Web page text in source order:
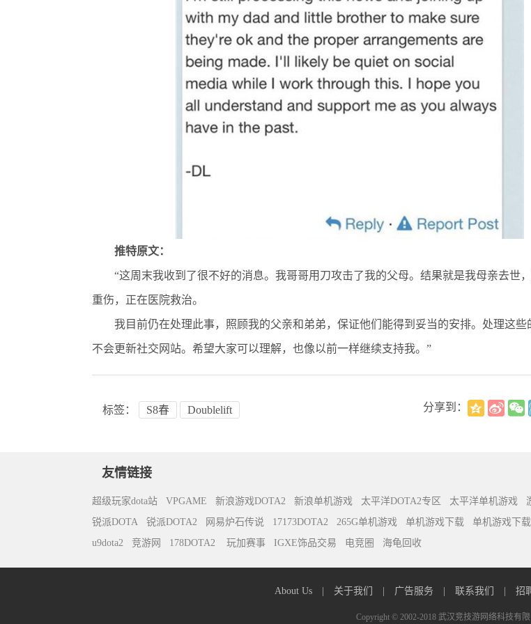
推特原文：
“这周末我收到了很不好的消息。我哥哥用刀攻击了我的父母。结果就是我母亲去世
重伤，正在医院救治。
我目前仍在处理此事，照顾我的父亲和弟弟，保证他们能得到妥当的安排。处理这些
不会更新社交网站。希望大家可以理解，也像以前一样继续支持我。”
标签： S8春 Doublelift 分享到：
友情链接
超级玩家dota站 VPGAME 新浪游戏DOTA2 新浪单机游戏 太平洋DOTA2专区 太平洋单机游戏
锐派DOTA
锐派DOTA2 网易炉石传说 17173DOTA2 265G单机游戏 单机游戏下载
单机游戏下
u9dota2
竞游网 178DOTA2 玩加赛事 IGXE饰品交易 电竞圈 海龟回收
About Us 关于我们 广告服务 联系我们 招
Copyright © 2002-2018 武汉竞技游网络科技有